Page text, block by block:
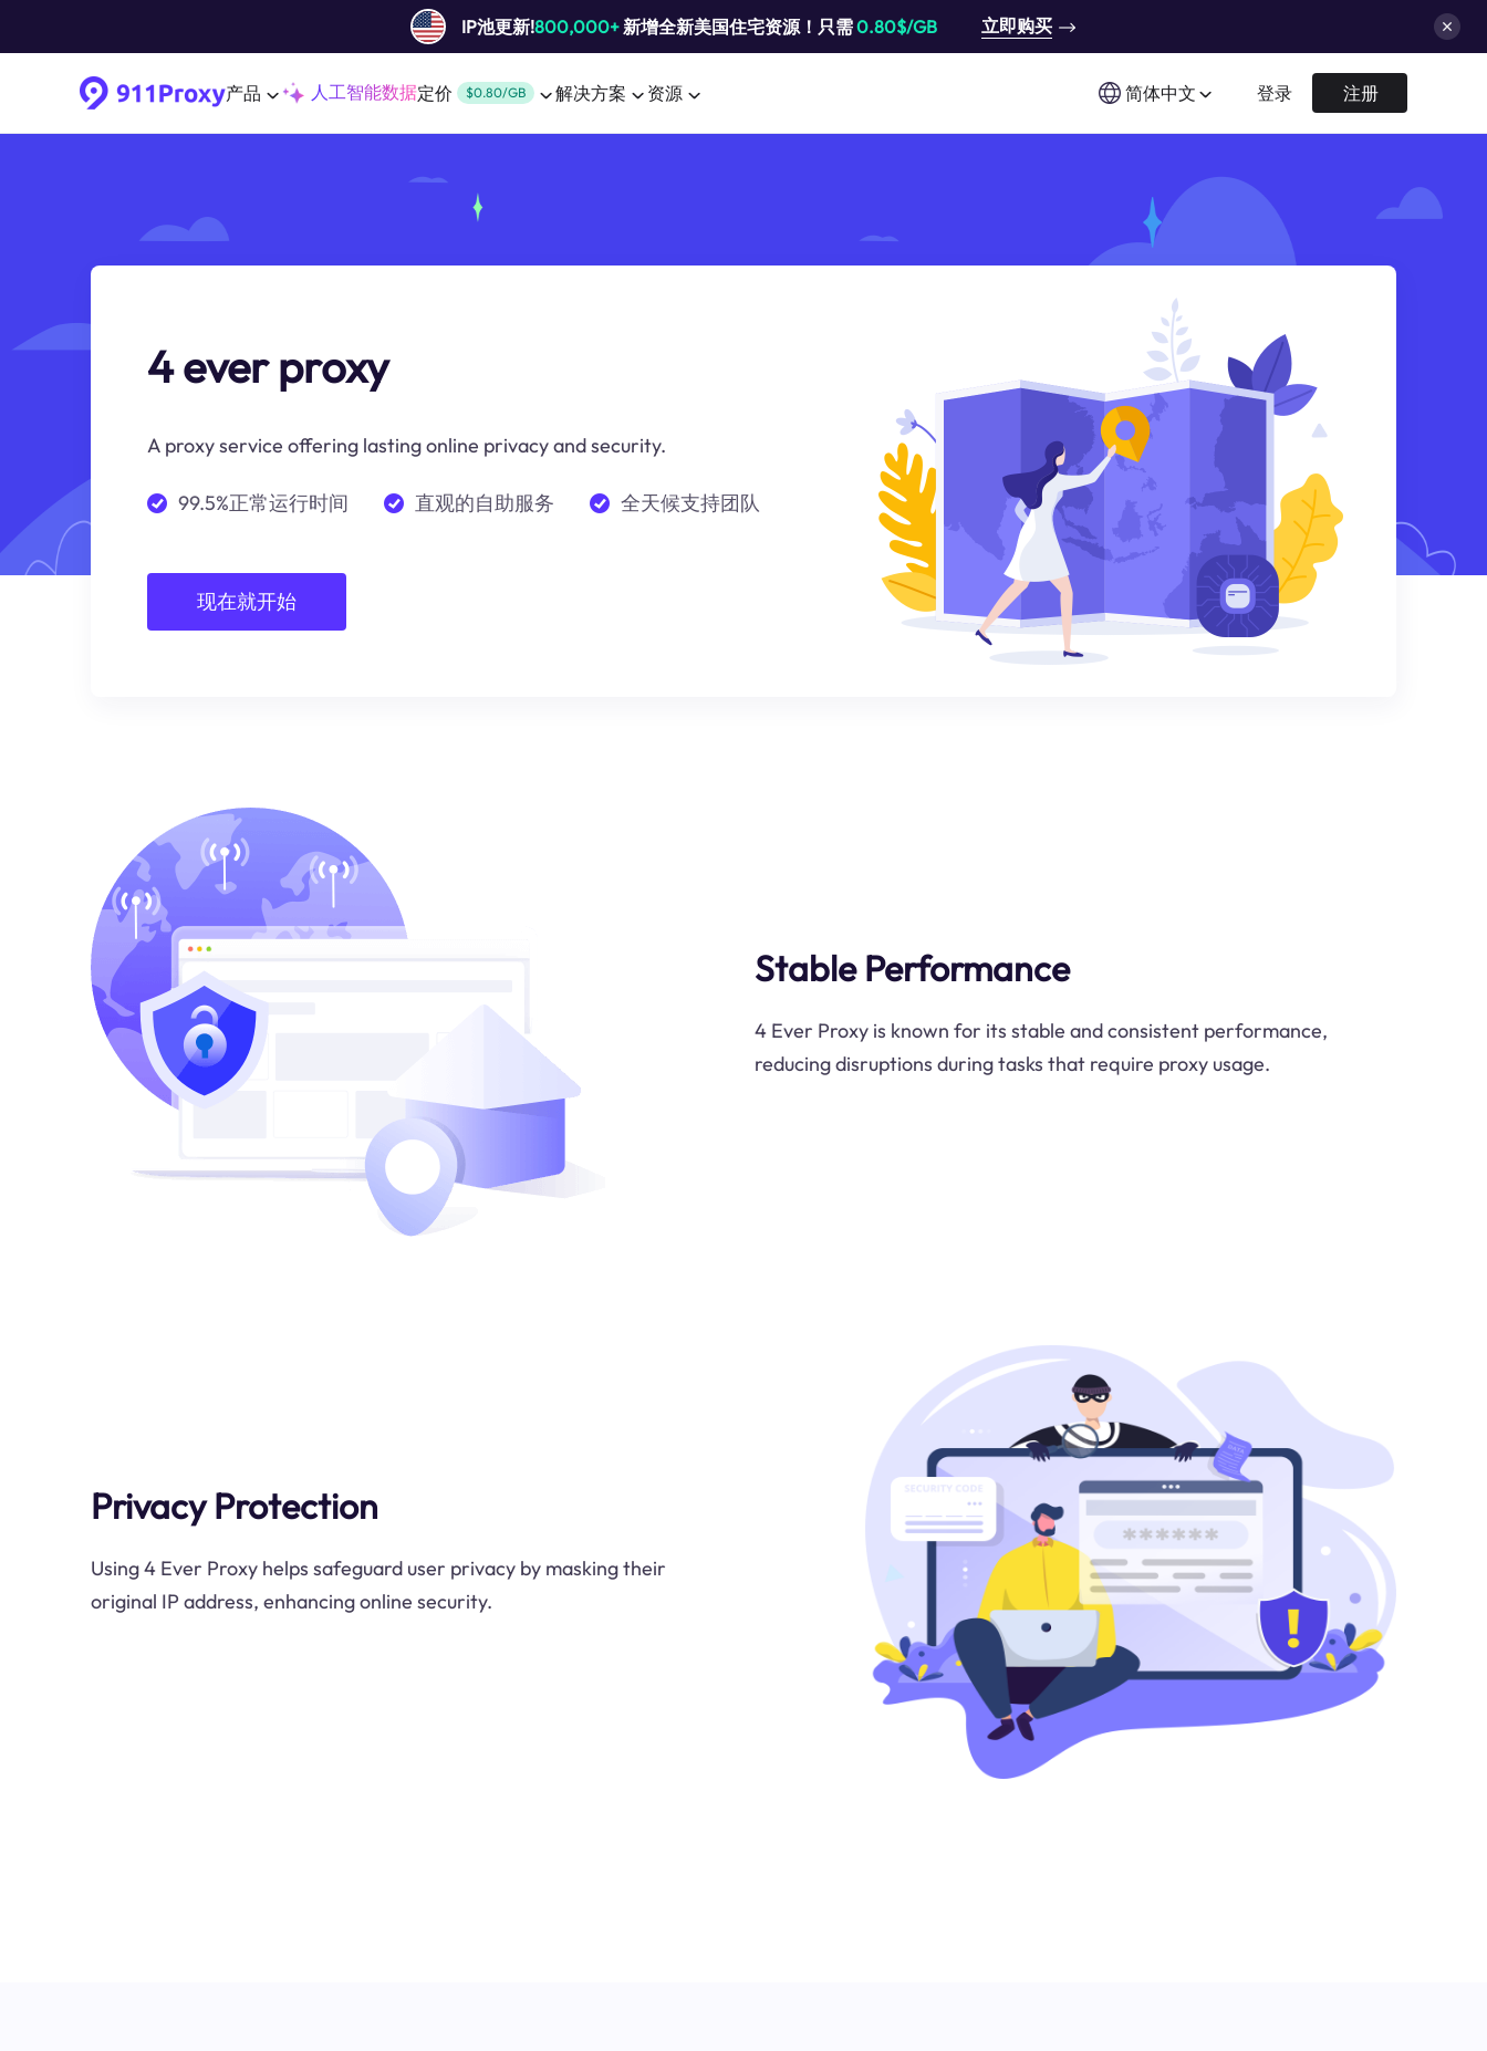
IP池更新!800,000+新增全新美国住宅资源！只需0.80$/GB 立即购买
产品 人工智能数据定价 $0.80/GB 解决方案 资源 简体中文 登录 注册
4 ever proxy
A proxy service offering lasting online privacy and security.
99.5%正常运行时间 直观的自助服务 全天候支持团队
现在就开始
Stable Performance
4 Ever Proxy is known for its stable and consistent performance,
reducing disruptions during tasks that require proxy usage.
Privacy Protection
Using 4 Ever Proxy helps safeguard user privacy by masking their
original IP address, enhancing online security.